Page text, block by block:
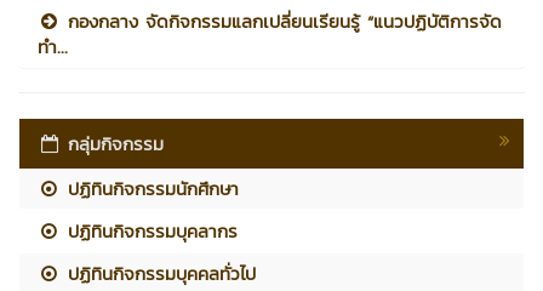
กองกลาง จัดกิจกรรมแลกเปลี่ยนเรียนรู้ “แนวปฏิบัติการจัด
ทำ...
กลุ่มกิจกรรม
ปฏิทินกิจกรรมนักศึกษา
ปฏิทินกิจกรรมบุคลากร
ปฏิทินกิจกรรมบุคคลทั่วไป